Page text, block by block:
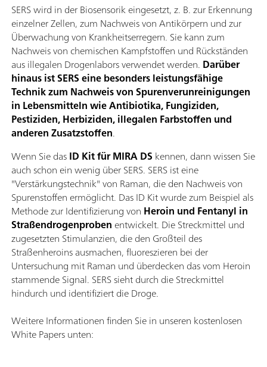
SERS wird in der Biosensorik eingesetzt, z. B. zur Erkennung
einzelner Zellen, zum Nachweis von Antikörpern und zur
Überwachung von Krankheitserregern. Sie kann zum
Nachweis von chemischen Kampfstoffen und Rückständen
aus illegalen Drogenlabors verwendet werden. Darüber
hinaus ist SERS eine besonders leistungsfähige
Technik zum Nachweis von Spurenverunreinigungen
in Lebensmitteln wie Antibiotika, Fungiziden,
Pestiziden, Herbiziden, illegalen Farbstoffen und
anderen Zusatzstoffen.
Wenn Sie dasID Kit für MIRA DS kennen, dann wissen Sie
auch schon ein wenig über SERS. SERS ist eine
"Verstärkungstechnik" von Raman, die den Nachweis von
Spurenstoffen ermöglicht. Das ID Kit wurde zum Beispiel als
Methode zur Identifizierung von Heroin und Fentanyl in
Straßendrogenproben entwickelt. Die Streckmittel und
zugesetzten Stimulanzien, die den Großteil des
Straßenheroins ausmachen, fluoreszieren bei der
Untersuchung mit Raman und überdecken das vom Heroin
stammende Signal. SERS sieht durch die Streckmittel
hindurch und identifiziert die Droge.
Weitere Informationen finden Sie in unseren kostenlosen
White Papers unten: